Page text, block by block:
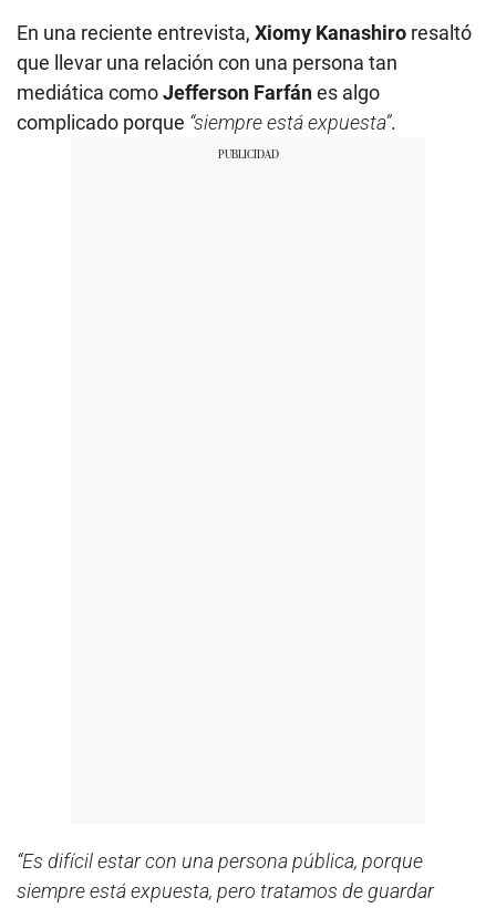
En una reciente entrevista, Xiomy Kanashiro resaltó
que llevar una relación con una persona tan
mediática comoJefferson Farfánes algo
complicado porque “siempre está expuesta”.
“Es difícil estar con una persona pública, porque
siempre está expuesta, pero tratamos de guardar